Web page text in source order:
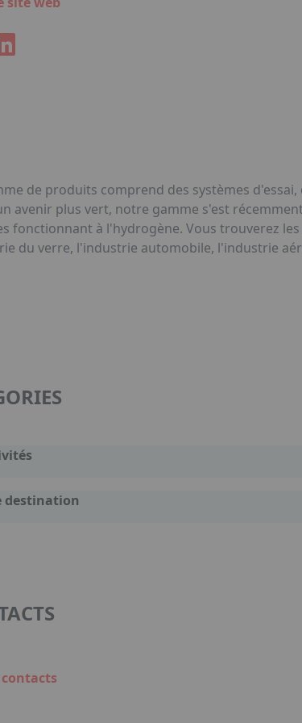
de produits comprend des systèmes
avenir plus vert, notre gamme s'est
fonctionnant à l'hydrogène. Vous trouverez
du verre, l'industrie automobile, l'industrie
destination